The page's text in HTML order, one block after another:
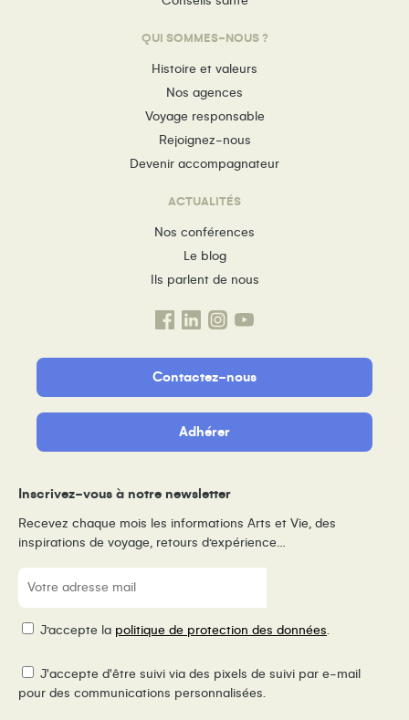
QUI SOMMES-NOUS ?
Histoire et valeurs
Nos agences
Voyage responsable
Rejoignez-nous
Devenir accompagnateur
ACTUALITÉS
Nos conférences
Le blog
Ils parlent de nous
Contactez-nous
Adhérer
Inscrivez-vous à notre newsletter
Recevez chaque mois les informations Arts et Vie, des
inspirations de voyage, retours d’expérience…
E-
mail
RGPDJ’accepte la politique de protection des données.
Pixel
de
J'accepte d'être suivi via des pixels de suivi par e-mail
pour des communications personnalisées.